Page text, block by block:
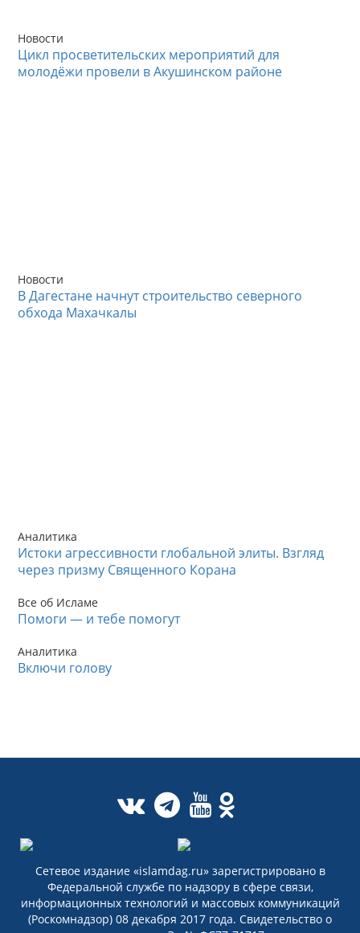
Новости
Цикл просветительских мероприятий для
молодёжи провели в Акушинском районе
Новости
В Дагестане начнут строительство северного
обхода Махачкалы
Аналитика
Истоки агрессивности глобальной элиты. Взгляд
через призму Священного Корана
Все об Исламе
Помоги — и тебе помогут
Аналитика
Включи голову
Сетевое издание «islamdag.ru» зарегистрировано в
Федеральной службе по надзору в сфере связи,
информационных технологий и массовых коммуникаций
(Роскомнадзор) 08 декабря 2017 года. Свидетельство о